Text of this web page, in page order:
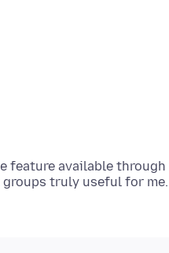
feature available